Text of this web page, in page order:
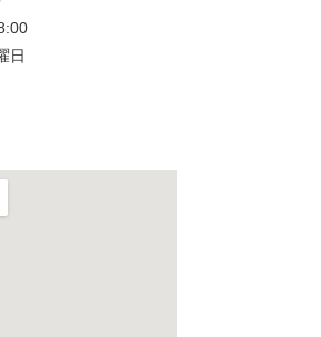
日